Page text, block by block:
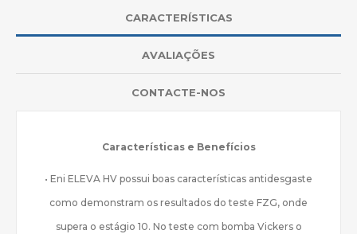
CARACTERÍSTICAS
AVALIAÇÕES
CONTACTE-NOS
Características e Benefícios
• Eni ELEVA HV possui boas características antidesgaste
como demonstram os resultados do teste FZG, onde
supera o estágio 10. No teste com bomba Vickers o